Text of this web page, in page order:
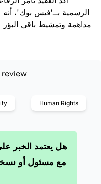
الرسمية بــ'فيس بوك'،
مداهمة وتمشيط باقى البؤر
review
Human Rights
هل يعتمد الخبر
مع مسئول أو